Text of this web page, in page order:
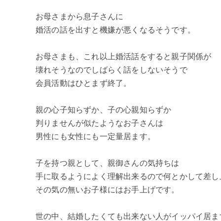
お母さまから息子さんに
婚活の話を出すと機嫌が悪くなるそうです。
お母さまも、これ以上婚活話をすると親子関係が
壊れそうなのでしばらく話をしないそうで
会員活動はひとまず終了。
親の心子知らずか、子の心親知らずか
判りませんが似たようなお子さんは
男性にも女性にも一定量居ます。
子を持つ親として、親御さんの気持ちは
手に取るようによく理解出来るので何とかして差
その気の無いお子様にはお手上げです。
世の中、結婚したくても出来ない人がイッパイ居ま